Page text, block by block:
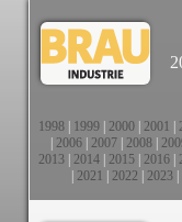
1998 1999 2000 2001
2006 2007 2008
2013 2014 2015 2016
2021 2022 2023|